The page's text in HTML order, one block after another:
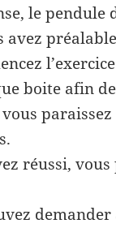
le
avez
boite afin
réussi,
demander